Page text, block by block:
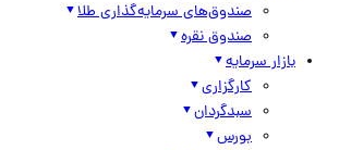
صندوق‌های سرمایه‌گذاری طلا
صندوق نقره
بازار سرمایه
کارگزاری
سبدگردان
بورس